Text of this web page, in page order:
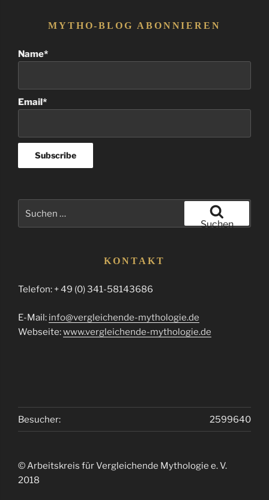
MYTHO-BLOG ABONNIEREN
Name*
Email*
nach:
Suchen
KONTAKT
Telefon: + 49 (0) 341-58143686
E-Mail: info@vergleichende-mythologie.de
Webseite:www.vergleichende-mythologie.de
2599640
Besucher:
© Arbeitskreis für Vergleichende Mythologie e. V.
2018